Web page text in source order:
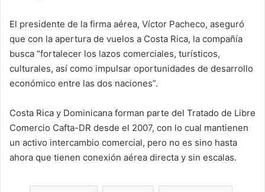
El presidente de la firma aérea, Víctor Pacheco, aseguró
que con la apertura de vuelos a Costa Rica, la compañía
busca “fortalecer los lazos comerciales, turísticos,
culturales, así como impulsar oportunidades de desarrollo
económico entre las dos naciones”.
Costa Rica y Dominicana forman parte del Tratado de Libre
Comercio Cafta-DR desde el 2007, con lo cual mantienen
un activo intercambio comercial, pero no es sino hasta
ahora que tienen conexión aérea directa y sin escalas.